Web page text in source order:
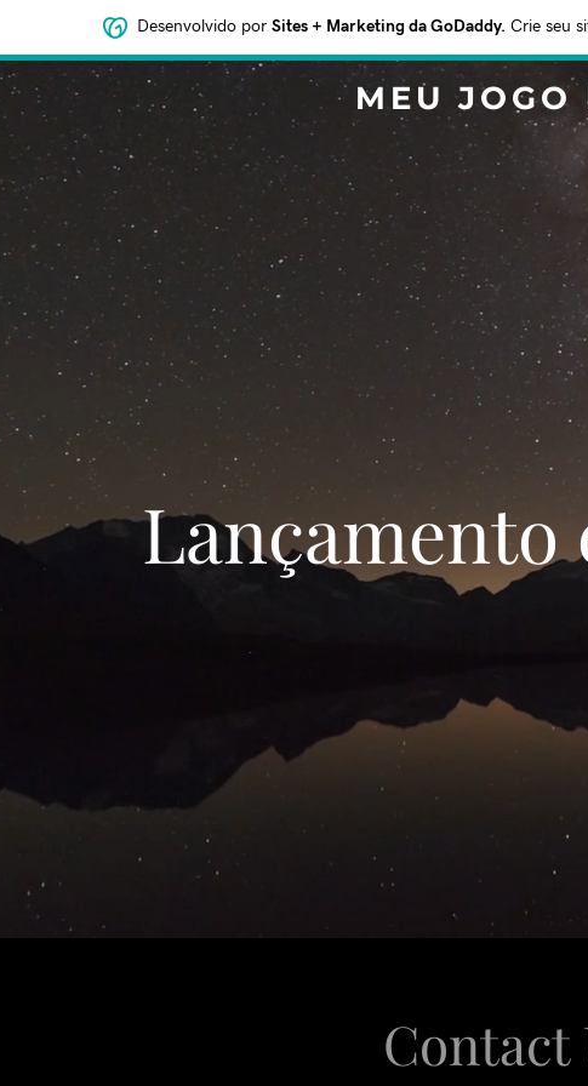
Desenvolvido por Sites + Marketing da GoDaddy. Crie seu
MEU JOGO
‌‌Lançamento
Contact